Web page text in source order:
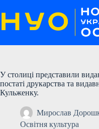
до
вмісту
У столиці представили
постаті друкарства та
Кульженку.
Мирослав
Освітня культура